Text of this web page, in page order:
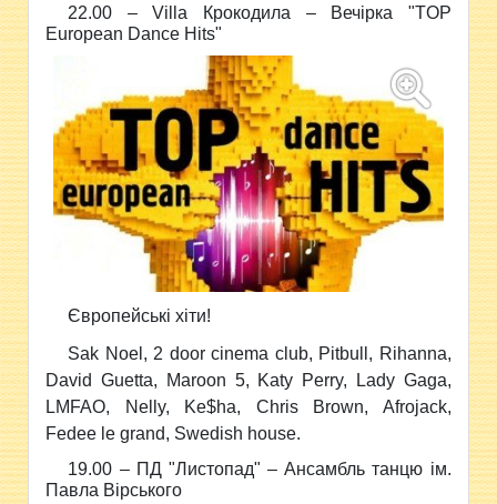
22.00 –Villa Крокодила – Вечірка "TOP
European Dance Hits"
Європейські хіти!
Sak Noel, 2 door cinema club, Pitbull, Rihanna,
David Guetta, Maroon 5, Katy Perry, Lady Gaga,
LMFAO, Nelly, Ke$ha, Chris Brown, Afrojack,
Fedee le grand, Swedish house.
19.00 – ПД "Листопад" –Ансамбль танцю ім.
Павла Вірського